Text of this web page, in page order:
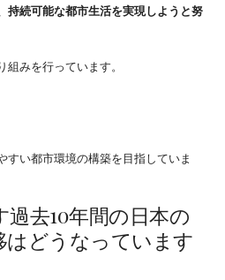
持続可能な都市生活を実現しようと努
みを行っています。
すい都市環境の構築を目指していま
去10年間の日本の
はどうなっています